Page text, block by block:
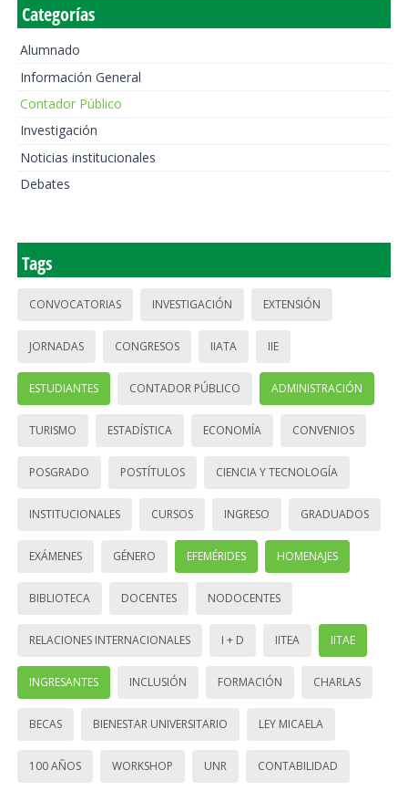
Categorías
Alumnado
Información General
Contador Público
Investigación
Noticias institucionales
Debates
Tags
CONVOCATORIAS INVESTIGACIÓN EXTENSIÓN
JORNADAS CONGRESOS IIATA IIE
ESTUDIANTES CONTADOR PÚBLICO ADMINISTRACIÓN
TURISMO ESTADÍSTICA ECONOMÍA CONVENIOS
POSGRADO POSTÍTULOS CIENCIA Y TECNOLOGÍA
INSTITUCIONALES CURSOS INGRESO GRADUADOS
EXÁMENES GÉNERO EFEMÉRIDES HOMENAJES
BIBLIOTECA DOCENTES NODOCENTES
RELACIONES INTERNACIONALES I + D IITEA IITAE
INGRESANTES INCLUSIÓN FORMACIÓN CHARLAS
BECAS BIENESTAR UNIVERSITARIO LEY MICAELA
100 AÑOS WORKSHOP UNR CONTABILIDAD